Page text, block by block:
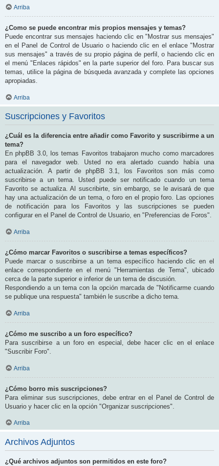
Arriba
¿Como se puede encontrar mis propios mensajes y temas?
Puede encontrar sus mensajes haciendo clic en "Mostrar sus mensajes"
en el Panel de Control de Usuario o haciendo clic en el enlace "Mostrar
sus mensajes" a través de su propio página de perfil, o haciendo clic en
el menú "Enlaces rápidos" en la parte superior del foro. Para buscar sus
temas, utilice la página de búsqueda avanzada y complete las opciones
apropiadas.
Arriba
Suscripciones y Favoritos
¿Cuál es la diferencia entre añadir como Favorito y suscribirme a un
tema?
En phpBB 3.0, los temas Favoritos trabajaron mucho como marcadores
para el navegador web. Usted no era alertado cuando había una
actualización. A partir de phpBB 3.1, los Favoritos son más como
suscribirse a un tema. Usted puede ser notificado cuando un tema
Favorito se actualiza. Al suscribirte, sin embargo, se le avisará de que
hay una actualización de un tema, o foro en el propio foro. Las opciones
de notificación para los Favoritos y las suscripciones se pueden
configurar en el Panel de Control de Usuario, en "Preferencias de Foros".
Arriba
¿Cómo marcar Favoritos o suscribirse a temas específicos?
Puede marcar o suscribirse a un tema específico haciendo clic en el
enlace correspondiente en el menú "Herramientas de Tema", ubicado
cerca de la parte superior e inferior de un tema de discusión.
Respondiendo a un tema con la opción marcada de "Notificarme cuando
se publique una respuesta" también le suscribe a dicho tema.
Arriba
¿Cómo me suscribo a un foro específico?
Para suscribirse a un foro en especial, debe hacer clic en el enlace
"Suscribir Foro".
Arriba
¿Cómo borro mis suscripciones?
Para eliminar sus suscripciones, debe entrar en el Panel de Control de
Usuario y hacer clic en la opción "Organizar suscripciones".
Arriba
Archivos Adjuntos
¿Qué archivos adjuntos son permitidos en este foro?